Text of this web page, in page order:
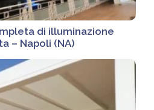
di illuminazione
– Napoli (NA)